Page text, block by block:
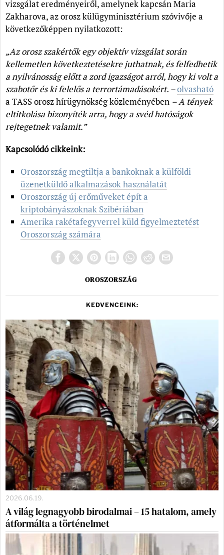
vizsgálat eredményeiről, amelynek kapcsán Maria
Zakharova, az orosz külügyminisztérium szóvivője a
következőképpen nyilatkozott:
„Az orosz szakértők egy objektív vizsgálat során
kellemetlen következtetésekre juthatnak, és felfedhetik
a nyilvánosság előtt a zord igazságot arról, hogy ki volt a
szabotőr és ki felelős a terrortámadásokért. –olvasható
a TASS orosz hírügynökség közleményében – A tények
eltitkolása bizonyíték arra, hogy a svéd hatóságok
rejtegetnek valamit.”
Kapcsolódó cikkeink:
Oroszország megtiltja a bankoknak a külföldi
üzenetküldő alkalmazások használatát
Oroszország új erőműveket épít a
kriptobányászoknak Szibériában
Amerika rakétafegyverrel küld figyelmeztetést
Oroszország számára
OROSZORSZÁG
KEDVENCEINK:
2026.06.19.
A világ legnagyobb birodalmai – 15 hatalom, amely
átformálta a történelmet